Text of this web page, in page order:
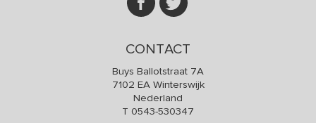
CONTACT
Buys Ballotstraat 7A
7102 EA Winterswijk
Nederland
T 0543-530347